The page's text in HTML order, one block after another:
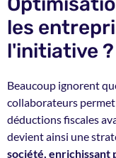
les
l'initiative ?
Beaucoup ignorent
collaborateurs permet
déductions fiscales
devient ainsi une
société, enrichissant